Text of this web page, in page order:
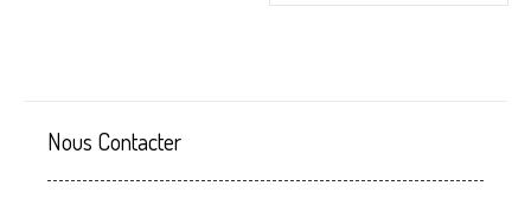
Nous Contacter